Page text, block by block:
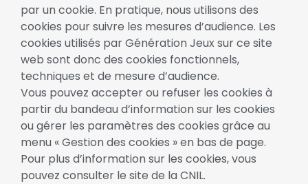
par un cookie. En pratique, nous utilisons des
cookies pour suivre les mesures d’audience. Les
cookies utilisés par Génération Jeux sur ce site
web sont donc des cookies fonctionnels,
techniques et de mesure d’audience.
Vous pouvez accepter ou refuser les cookies à
partir du bandeau d’information sur les cookies
ou gérer les paramètres des cookies grâce au
menu « Gestion des cookies » en bas de page.
Pour plus d’information sur les cookies, vous
pouvez consulter le site de la CNIL.